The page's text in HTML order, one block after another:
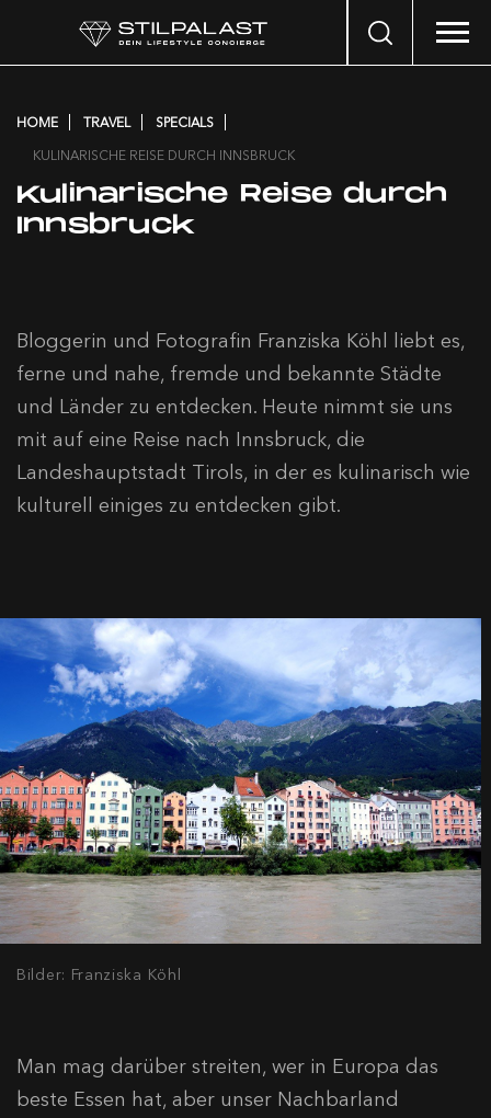
Search
HOME TRAVEL
SPECIALS
KULINARISCHE REISE DURCH INNSBRUCK
Kulinarische Reise durch
Innsbruck
Bloggerin und Fotografin Franziska Köhl liebt es,
ferne und nahe, fremde und bekannte Städte
und Länder zu entdecken. Heute nimmt sie uns
mit auf eine Reise nach Innsbruck, die
Landeshauptstadt Tirols, in der es kulinarisch wie
kulturell einiges zu entdecken gibt.
Bilder: Franziska Köhl
Man mag darüber streiten, wer in Europa das
beste Essen hat, aber unser Nachbarland